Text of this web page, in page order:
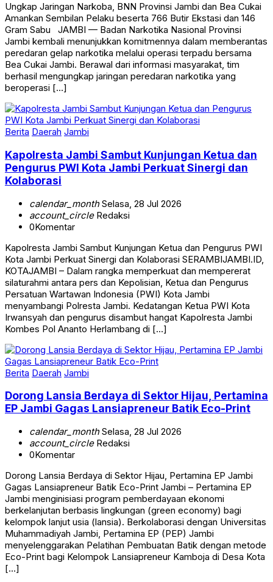
Ungkap Jaringan Narkoba, BNN Provinsi Jambi dan Bea Cukai
Amankan Sembilan Pelaku beserta 766 Butir Ekstasi dan 146
Gram Sabu JAMBI — Badan Narkotika Nasional Provinsi
Jambi kembali menunjukkan komitmennya dalam memberantas
peredaran gelap narkotika melalui operasi terpadu bersama
Bea Cukai Jambi. Berawal dari informasi masyarakat, tim
berhasil mengungkap jaringan peredaran narkotika yang
beroperasi […]
Berita Daerah Jambi
Kapolresta Jambi Sambut Kunjungan Ketua dan
Pengurus PWI Kota Jambi Perkuat Sinergi dan
Kolaborasi
calendar_monthSelasa, 28 Jul 2026
account_circleRedaksi
0Komentar
Kapolresta Jambi Sambut Kunjungan Ketua dan Pengurus PWI
Kota Jambi Perkuat Sinergi dan Kolaborasi SERAMBIJAMBI.ID,
KOTAJAMBI – Dalam rangka memperkuat dan mempererat
silaturahmi antara pers dan Kepolisian, Ketua dan Pengurus
Persatuan Wartawan Indonesia (PWI) Kota Jambi
menyambangi Polresta Jambi. Kedatangan Ketua PWI Kota
Irwansyah dan pengurus disambut hangat Kapolresta Jambi
Kombes Pol Ananto Herlambang di […]
Berita Daerah Jambi
Dorong Lansia Berdaya di Sektor Hijau, Pertamina
EP Jambi Gagas Lansiapreneur Batik Eco-Print
calendar_monthSelasa, 28 Jul 2026
account_circleRedaksi
0Komentar
Dorong Lansia Berdaya di Sektor Hijau, Pertamina EP Jambi
Gagas Lansiapreneur Batik Eco-Print Jambi – Pertamina EP
Jambi menginisiasi program pemberdayaan ekonomi
berkelanjutan berbasis lingkungan (green economy) bagi
kelompok lanjut usia (lansia). Berkolaborasi dengan Universitas
Muhammadiyah Jambi, Pertamina EP (PEP) Jambi
menyelenggarakan Pelatihan Pembuatan Batik dengan metode
Eco-Print bagi Kelompok Lansiapreneur Kamboja di Desa Kota
[…]